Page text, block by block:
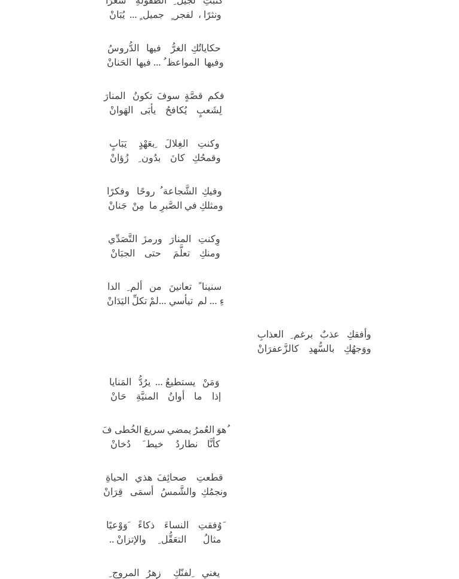
ونثرًا ، لفجر ٍ جميل ٍ … يُبَانْ
حكاياتُكِ الغرُّ فيها الدُّروسُ
وفيها المواعظ ُ … فيها الحَنانْ
فكم قصَّةٍ سوفَ تكونُ المنارَ
لِشَعبٍ يُكافحُ يأبَى الهَوانْ
وكنتِ الغِلالَ ِبعَهْدٍ يَبَابٍ
وقمحُكِ كانَ بدُون ِ زُؤانْ
وفيكِ الشَّجاعة ُ روحًا وفكرًا
ومثلكِ في الصَّبرِ ما مِنْ جَنانْ
وِكنتِ المنارَ ورمزَ التَّصَدِّي
ومنكِ تعلَّمَ حتى الجبَانْ
سنينا ً تعانينَ من ألم ِ الدا
ءِ … لم تيأسي …لمْ تكلِّ اليَدَانْ
وأفقكِ عذبٌ برغم ِ العذابِ
ووَجهُكِ بالسُّهدِ كالزَّعفرَانْ
وَمَنْ يستطيعُ … يرُدُّ المَنايا
إذا ما أوانُ المنيَّةِ حَانْ
ُهوَ العُمرُ يمضي سريعَ الخُطى فَ
كأنَّا نطاردُ خيط َ دُخانْ
قطعتِ صحائِفَ هذي الحياةِ
ونجمُكِ والشَّمسُ أسمَى قِرَانْ
َوُفقتِ النساءَ ذكاءً َوَوْعيًا
مثالُ التعَقُّل ِ والإتزانْ ..
يغني ِلفنّكِ زهرُ المروج ِ